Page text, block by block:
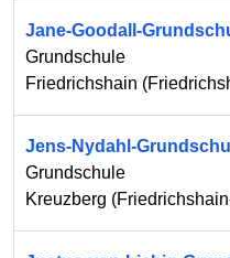
Jane-Goodall-
Grundschule
Friedrichshain (
Jens-Nydahl-
Grundschule
Kreuzberg (